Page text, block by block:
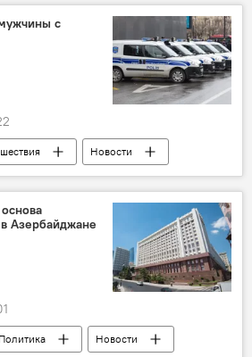
с
Новости
Мужчина
Азербайджане
Политика
Новости